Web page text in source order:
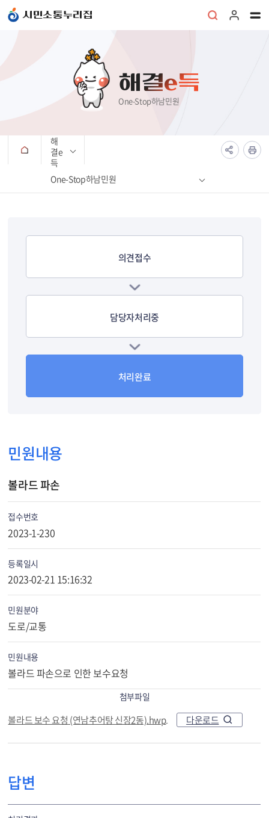
시민소통누리집
해결e득
One-Stop하남민원
해
결e
득
One-Stop하남민원
의견접수
담당자처리중
처리완료
민원내용
볼라드 파손
접수번호
2023-1-230
등록일시
2023-02-21 15:16:32
민원분야
도로/교통
민원내용
볼라드 파손으로 인한 보수요청
첨부파일
볼라드 보수 요청 (연남추어탕 신장2동).hwp 다운로드
답변